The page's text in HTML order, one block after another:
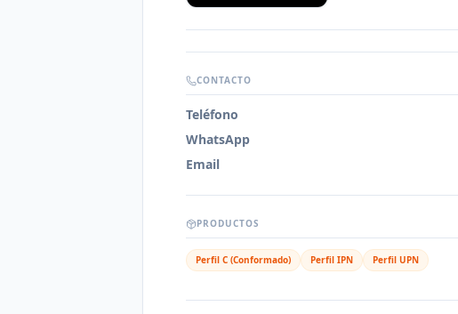
CONTACTO
Teléfono
WhatsApp
Email
PRODUCTOS
Perfil C (Conformado) Perfil IPN Perfil UPN